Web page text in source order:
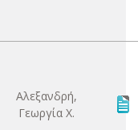
Αλεξανδρή,
Γεωργία Χ.